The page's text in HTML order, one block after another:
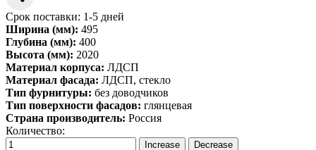
Срок поставки: 1-5 дней
Ширина (мм): 495
Глубина (мм): 400
Высота (мм): 2020
Материал корпуса: ЛДСП
Материал фасада: ЛДСП, стекло
Тип фурнитуры: без доводчиков
Тип поверхности фасадов: глянцевая
Страна производитель: Россия
Количество: